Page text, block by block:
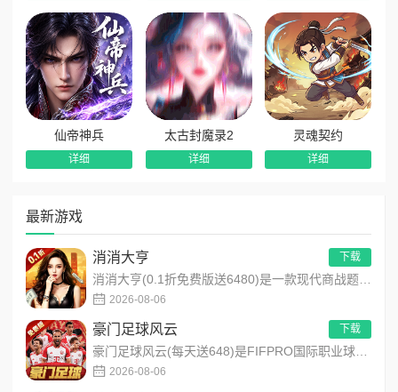
最新游戏
消消大亨
2026-08-06
下载
豪门足球风云
2026-08-06
下载
仙帝神兵
详细
太古封魔录2
详细
灵魂契约
详细